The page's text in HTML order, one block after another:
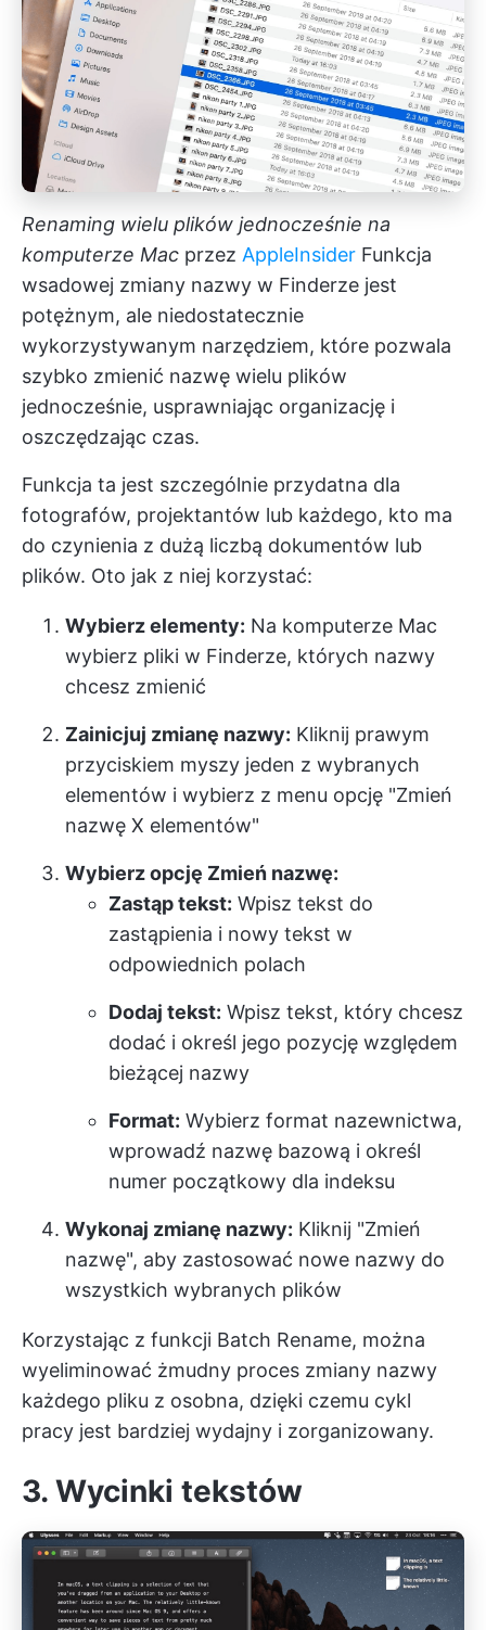
Renaming wielu plików jednocześnie na
komputerze Mac przez AppleInsider Funkcja
wsadowej zmiany nazwy w Finderze jest
potężnym, ale niedostatecznie
wykorzystywanym narzędziem, które pozwala
szybko zmienić nazwę wielu plików
jednocześnie, usprawniając organizację i
oszczędzając czas.
Funkcja ta jest szczególnie przydatna dla
fotografów, projektantów lub każdego, kto ma
do czynienia z dużą liczbą dokumentów lub
plików. Oto jak z niej korzystać:
Wybierz elementy: Na komputerze Mac
wybierz pliki w Finderze, których nazwy
chcesz zmienić
Zainicjuj zmianę nazwy: Kliknij prawym
przyciskiem myszy jeden z wybranych
elementów i wybierz z menu opcję "Zmień
nazwę X elementów"
Wybierz opcję Zmień nazwę:
Zastąp tekst: Wpisz tekst do
zastąpienia i nowy tekst w
odpowiednich polach
Dodaj tekst: Wpisz tekst, który chcesz
dodać i określ jego pozycję względem
bieżącej nazwy
Format: Wybierz format nazewnictwa,
wprowadź nazwę bazową i określ
numer początkowy dla indeksu
Wykonaj zmianę nazwy: Kliknij "Zmień
nazwę", aby zastosować nowe nazwy do
wszystkich wybranych plików
Korzystając z funkcji Batch Rename, można
wyeliminować żmudny proces zmiany nazwy
każdego pliku z osobna, dzięki czemu cykl
pracy jest bardziej wydajny i zorganizowany.
3. Wycinki tekstów